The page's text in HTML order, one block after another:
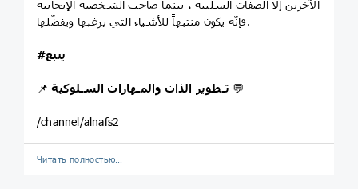
الآخرين إلا الصفات السلبية ، بينما صاحب الشخصية الإيجابية
فإنّه يكون منتبهاً للأشياء التي يرغبها ويفضّلها.
#يتبع
📌 💬
/channel/alnafs2
Читать полностью…